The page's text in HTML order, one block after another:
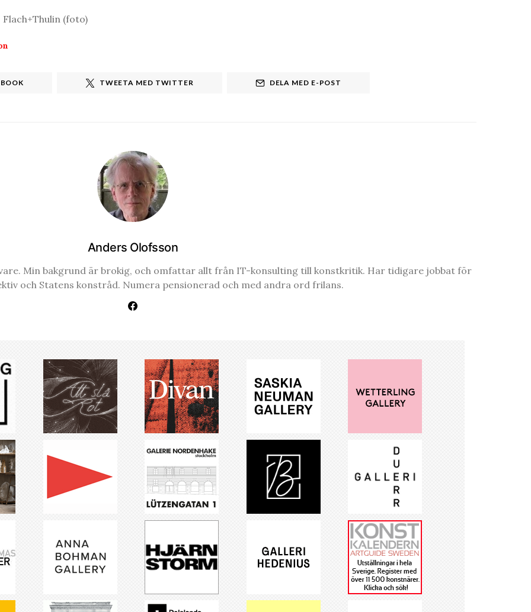
(foto)
TWEETA MED TWITTER DELA MED E-POST
Anders Olofsson
Min bakgrund är brokig, och omfattar allt från IT-konsulting till konstkritik. Har tidigare jobbat för
och Statens konstråd. Numera pensionerad och med andra ord frilans.